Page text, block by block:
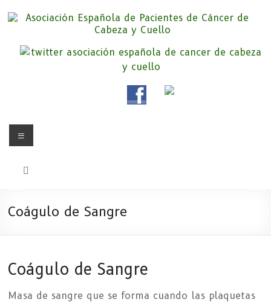
Asociación Española de
Pacientes de Cáncer de Cabeza y
Cuello
Somos la Asociación Española de Pacientes de Cáncer de Cabeza y
cuello «APC», una asociación sin animo de lucro que pretendemos
Menú
Coágulo de Sangre
Coágulo de Sangre
Masa de sangre que se forma cuando las plaquetas